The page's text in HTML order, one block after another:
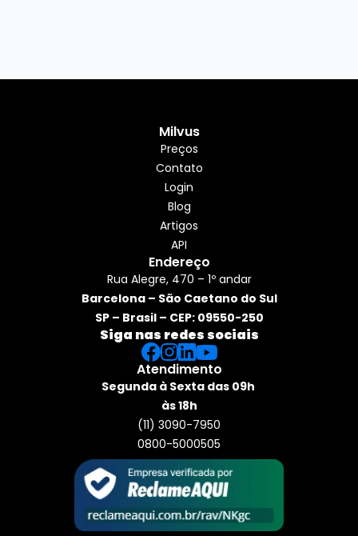
Milvus
Preços
Contato
Login
Blog
Artigos
API
Endereço
Rua Alegre, 470 – 1º andar
Barcelona – São Caetano do Sul
SP – Brasil – CEP: 09550-250
Siga nas redes sociais
Atendimento
Segunda à Sexta das 09h
às 18h
(11) 3090-7950
0800-5000505